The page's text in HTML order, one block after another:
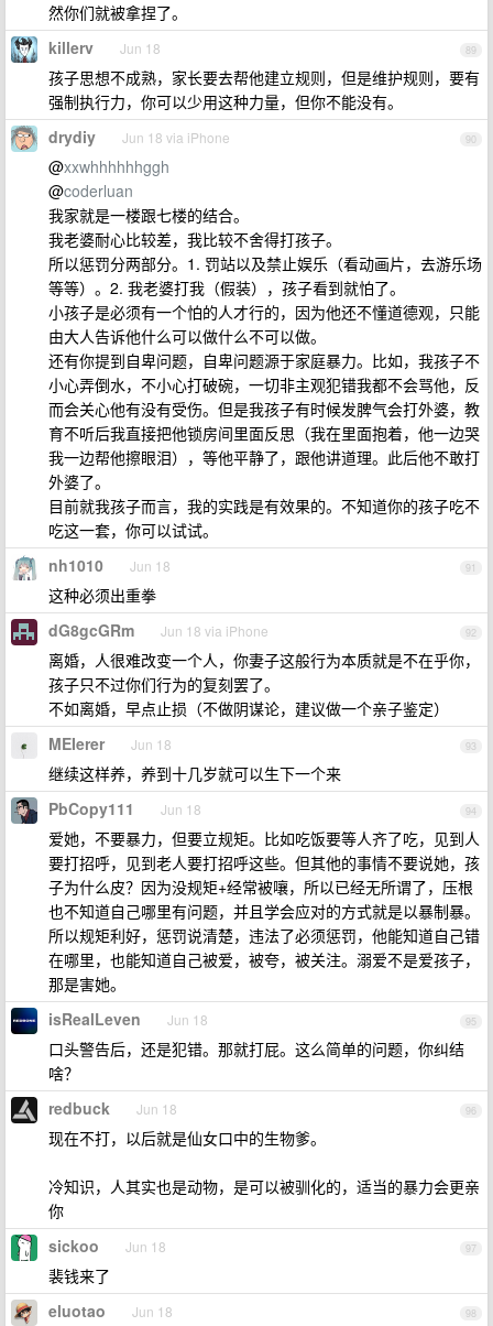
然你们就被拿捏了。
89
killerv Jun 18
孩子思想不成熟，家长要去帮他建立规则，但是维护规则，要有
强制执行力，你可以少用这种力量，但你不能没有。
90
drydiy Jun 18 via iPhone
@xxwhhhhhhggh
@coderluan
我家就是一楼跟七楼的结合。
我老婆耐心比较差，我比较不舍得打孩子。
所以惩罚分两部分。1. 罚站以及禁止娱乐（看动画片，去游乐场
等等）。2. 我老婆打我（假装），孩子看到就怕了。
小孩子是必须有一个怕的人才行的，因为他还不懂道德观，只能
由大人告诉他什么可以做什么不可以做。
还有你提到自卑问题，自卑问题源于家庭暴力。比如，我孩子不
小心弄倒水，不小心打破碗，一切非主观犯错我都不会骂他，反
而会关心他有没有受伤。但是我孩子有时候发脾气会打外婆，教
育不听后我直接把他锁房间里面反思（我在里面抱着，他一边哭
我一边帮他擦眼泪），等他平静了，跟他讲道理。此后他不敢打
外婆了。
目前就我孩子而言，我的实践是有效果的。不知道你的孩子吃不
吃这一套，你可以试试。
91
nh1010 Jun 18
这种必须出重拳
92
dG8gcGRm Jun 18 via iPhone
离婚，人很难改变一个人，你妻子这般行为本质就是不在乎你，
孩子只不过你们行为的复刻罢了。
不如离婚，早点止损（不做阴谋论，建议做一个亲子鉴定）
93
MEIerer Jun 18
继续这样养，养到十几岁就可以生下一个来
94
PbCopy111 Jun 18
爱她，不要暴力，但要立规矩。比如吃饭要等人齐了吃，见到人
要打招呼，见到老人要打招呼这些。但其他的事情不要说她，孩
子为什么皮？因为没规矩+经常被嚷，所以已经无所谓了，压根
也不知道自己哪里有问题，并且学会应对的方式就是以暴制暴。
所以规矩利好，惩罚说清楚，违法了必须惩罚，他能知道自己错
在哪里，也能知道自己被爱，被夸，被关注。溺爱不是爱孩子，
那是害她。
95
isRealLeven Jun 18
口头警告后，还是犯错。那就打屁。这么简单的问题，你纠结
啥？
96
redbuck Jun 18
现在不打，以后就是仙女口中的生物爹。
冷知识，人其实也是动物，是可以被驯化的，适当的暴力会更亲
你
97
sickoo Jun 18
裴钱来了
98
eluotao Jun 18